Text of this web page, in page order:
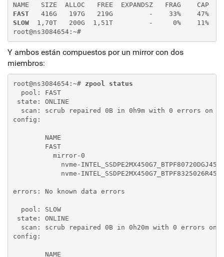
NAME   SIZE  ALLOC   FREE  EXPANDSZ   FRAG    CAP
FAST
416G   197G   219G         -    33%    47%
SLOW
1,70T   200G  1,51T         -     0%    11%
root@ns3084654:~#
Y ambos están compuestos por un mirror con dos
miembros:
root@ns3084654:~# zpool status
  pool: FAST
state: ONLINE
scan: scrub repaired 0B in 0h9m with 0 errors on
config:
errors: No known data errors
  pool: SLOW
state: ONLINE
scan: scrub repaired 0B in 0h20m with 0 errors on
config: